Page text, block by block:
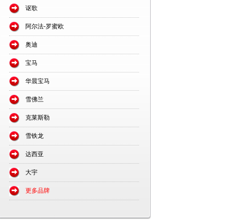
讴歌
阿尔法-罗蜜欧
奥迪
宝马
华晨宝马
雪佛兰
克莱斯勒
雪铁龙
达西亚
大宇
更多品牌